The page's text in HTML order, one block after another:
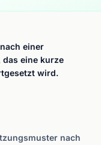
einer
das eine kurze
wird.
nach